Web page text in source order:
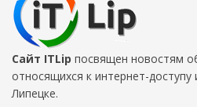
Сайт ITLip посвящен новостям
относящихся к интернет-
Липецке.